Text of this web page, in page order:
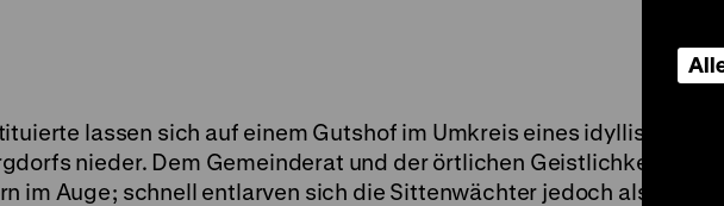
lassen sich auf einem Gutshof im Umkreis eines idyllischen
nieder. Dem Gemeinderat und der örtlichen Geistlichkeit ist das
im Auge; schnell entlarven sich die Sittenwächter jedoch als wenig